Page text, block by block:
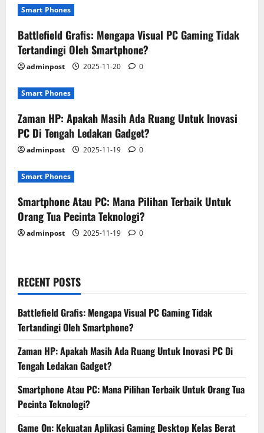
Smart Phones
Battlefield Grafis: Mengapa Visual PC Gaming Tidak
Tertandingi Oleh Smartphone?
adminpost 2025-11-20 0
Smart Phones
Zaman HP: Apakah Masih Ada Ruang Untuk Inovasi
PC Di Tengah Ledakan Gadget?
adminpost 2025-11-19 0
Smart Phones
Smartphone Atau PC: Mana Pilihan Terbaik Untuk
Orang Tua Pecinta Teknologi?
adminpost 2025-11-19 0
RECENT POSTS
Battlefield Grafis: Mengapa Visual PC Gaming Tidak
Tertandingi Oleh Smartphone?
Zaman HP: Apakah Masih Ada Ruang Untuk Inovasi PC Di
Tengah Ledakan Gadget?
Smartphone Atau PC: Mana Pilihan Terbaik Untuk Orang Tua
Pecinta Teknologi?
Game On: Kekuatan Aplikasi Gaming Desktop Kelas Berat